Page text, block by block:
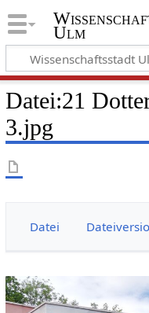
Ulm
Datei:21
3.jpg
Datei